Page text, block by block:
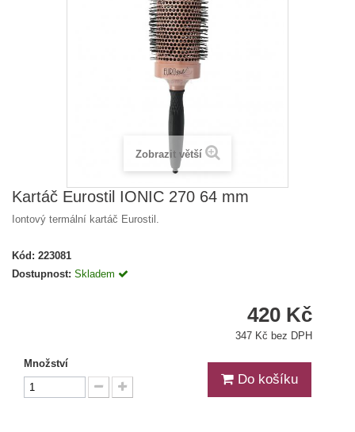
Zobrazit větší
Kartáč Eurostil IONIC 270 64 mm
Iontový termální kartáč Eurostil.
Kód: 223081
Dostupnost: Skladem
420 Kč
347 Kč bez DPH
Množství
Do košíku